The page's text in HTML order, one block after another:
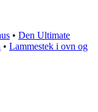
• Den Ultimate
• Lammestek i ovn og